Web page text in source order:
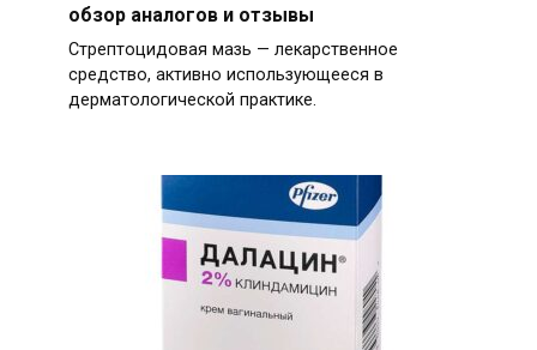
обзор аналогов и отзывы
Стрептоцидовая мазь — лекарственное
средство, активно использующееся в
дерматологической практике.